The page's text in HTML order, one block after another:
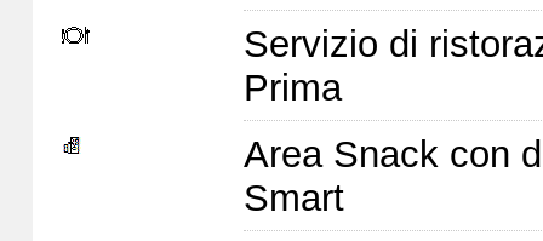
Servizio di
Prima
Area Snack con
Smart